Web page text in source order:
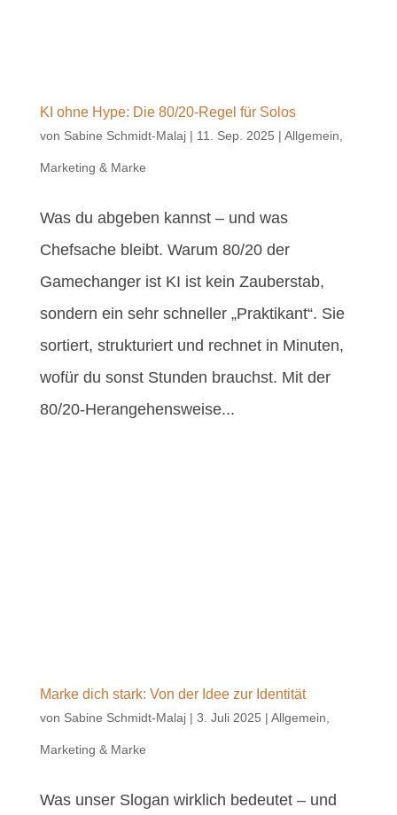
KI ohne Hype: Die 80/20-Regel für Solos
von Sabine Schmidt-Malaj| 11. Sep. 2025 | Allgemein
Marketing & Marke
Was du abgeben kannst – und was
Chefsache bleibt. Warum 80/20 der
Gamechanger ist KI ist kein Zauberstab,
sondern ein sehr schneller „Praktikant“. Sie
sortiert, strukturiert und rechnet in Minuten,
wofür du sonst Stunden brauchst. Mit der
80/20-Herangehensweise...
Marke dich stark: Von der Idee zur Identität
von Sabine Schmidt-Malaj| 3. Juli 2025 | Allgemein
Marketing & Marke
Was unser Slogan wirklich bedeutet – und